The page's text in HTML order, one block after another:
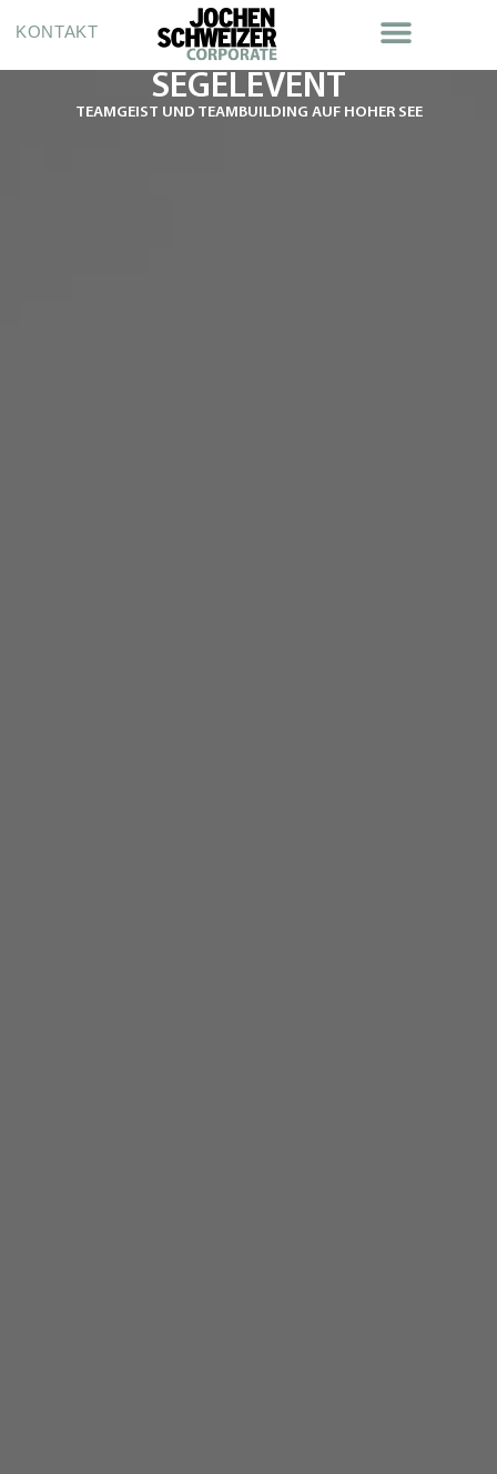
KONTAKT
SEGELEVENT
TEAMGEIST UND TEAMBUILDING AUF HOHER SEE